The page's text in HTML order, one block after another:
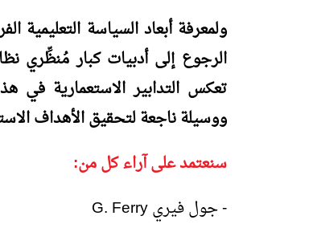
ولمعرفة أبعاد السياسة التعليمية
الرجوع إلى أدبيات كبار مُنظِّري
تعكس التدابير الاستعمارية في
ووسيلة ناجعة لتحقيق الأهداف
سنعتمد على آراء كل من:
- جول فيريG. Ferry